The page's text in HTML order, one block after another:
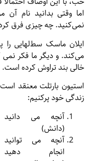
اما وقتی بدانید نام آن
نمی‌کنید. چه چیزی فرق
ایلان ماسک سط‌لهایی را
می‌کند. و دیگر ما فکر
خالی بند تراوش کرده است.
استیون بارتلت معنقد
زندگی خود پرکنیم:
آنچه می دانید
(دانش)
آنچه می توانید
انجام دهید